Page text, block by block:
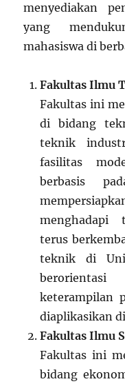
menyediakan
yang
mahasiswa di
Fakultas Ilmu
Fakultas ini
di bidang
teknik
fasilitas
berbasis
menghadapi
terus
teknik di
keterampilan
diaplikasikan
Fakultas Ilmu
Fakultas ini
bidang